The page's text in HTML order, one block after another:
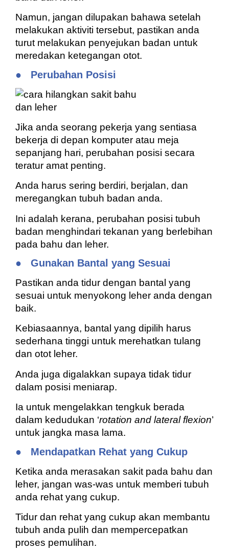
Namun, jangan dilupakan bahawa setelah
melakukan aktiviti tersebut, pastikan anda
turut melakukan penyejukan badan untuk
meredakan ketegangan otot.
● Perubahan Posisi
Jika anda seorang pekerja yang sentiasa
bekerja di depan komputer atau meja
sepanjang hari, perubahan posisi secara
teratur amat penting.
Anda harus sering berdiri, berjalan, dan
meregangkan tubuh badan anda.
Ini adalah kerana, perubahan posisi tubuh
badan menghindari tekanan yang berlebihan
pada bahu dan leher.
● Gunakan Bantal yang Sesuai
Pastikan anda tidur dengan bantal yang
sesuai untuk menyokong leher anda dengan
baik.
Kebiasaannya, bantal yang dipilih harus
sederhana tinggi untuk merehatkan tulang
dan otot leher.
Anda juga digalakkan supaya tidak tidur
dalam posisi meniarap.
Ia untuk mengelakkan tengkuk berada
dalam kedudukan ‘rotation and lateral flexion’
untuk jangka masa lama.
● Mendapatkan Rehat yang Cukup
Ketika anda merasakan sakit pada bahu dan
leher, jangan was-was untuk memberi tubuh
anda rehat yang cukup.
Tidur dan rehat yang cukup akan membantu
tubuh anda pulih dan mempercepatkan
proses pemulihan.